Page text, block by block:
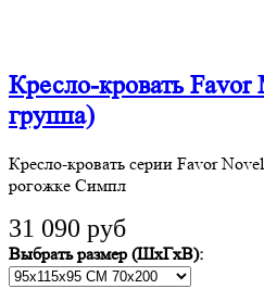
Кресло-кровать
группа)
Кресло-кровать серии Favor
рогожке Симпл
31 090 руб
Выбрать размер (ШхГхВ):